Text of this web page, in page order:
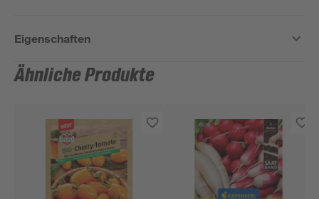
Eigenschaften
Ähnliche Produkte